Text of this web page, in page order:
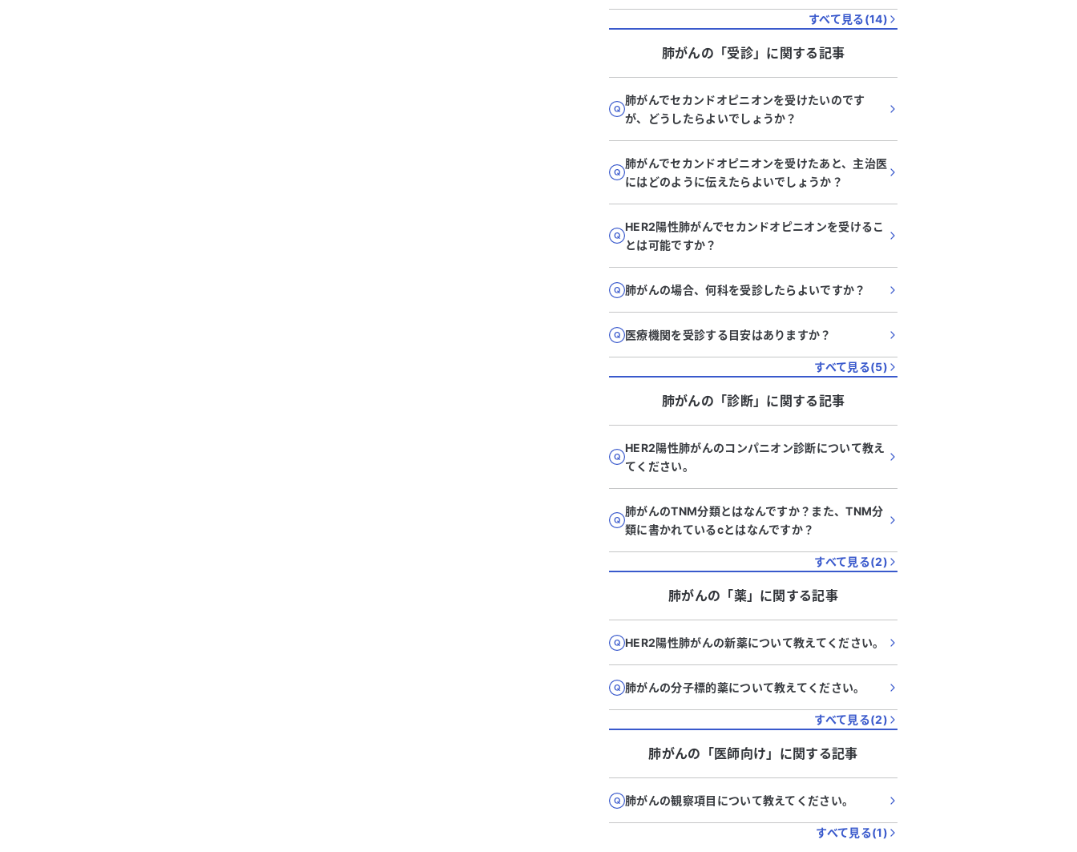
すべて見る(14)
肺がんの「受診」に関する記事
肺がんでセカンドオピニオンを受けたいのです
が、どうしたらよいでしょうか？
肺がんでセカンドオピニオンを受けたあと、主治医
にはどのように伝えたらよいでしょうか？
HER2陽性肺がんでセカンドオピニオンを受けるこ
とは可能ですか？
肺がんの場合、何科を受診したらよいですか？
医療機関を受診する目安はありますか？
すべて見る(5)
肺がんの「診断」に関する記事
HER2陽性肺がんのコンパニオン診断について教え
てください。
肺がんのTNM分類とはなんですか？また、TNM分
類に書かれているcとはなんですか？
すべて見る(2)
肺がんの「薬」に関する記事
HER2陽性肺がんの新薬について教えてください。
肺がんの分子標的薬について教えてください。
すべて見る(2)
肺がんの「医師向け 」に関する記事
肺がんの観察項目について教えてください。
すべて見る(1)